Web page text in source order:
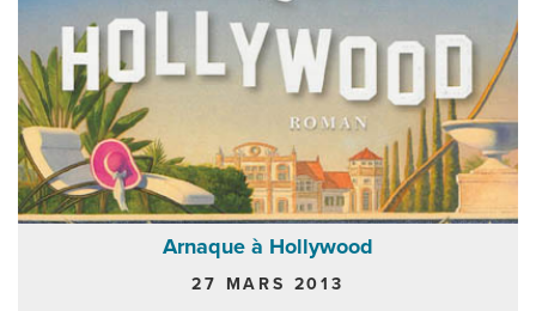
Arnaque à Hollywood
27 MARS 2013